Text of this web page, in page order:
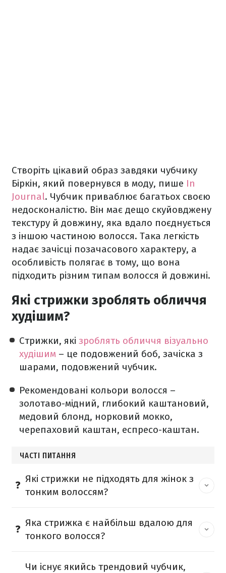
Створіть цікавий образ завдяки чубчику
Біркін, який повернувся в моду, пише In
Journal. Чубчик приваблює багатьох своєю
недосконалістю. Він має дещо скуйовджену
текстуру й довжину, яка вдало поєднується
з іншою частиною волосся. Така легкість
надає зачісці позачасового характеру, а
особливість полягає в тому, що вона
підходить різним типам волосся й довжині.
Які стрижки зроблять обличчя
худішим?
Стрижки, які зроблять обличчя візуально
худішим – це подовжений боб, зачіска з
шарами, подовжений чубчик.
Рекомендовані кольори волосся –
золотаво-мідний, глибокий каштановий,
медовий блонд, норковий мокко,
черепаховий каштан, еспресо-каштан.
ЧАСТІ ПИТАННЯ
Які стрижки не підходять для жінок з
тонким волоссям?
Яка стрижка є найбільш вдалою для
тонкого волосся?
Чи існує якийсь трендовий чубчик,